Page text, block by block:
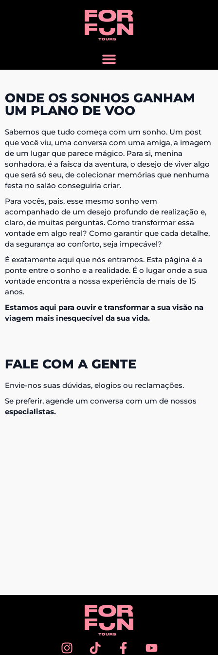
ONDE OS SONHOS GANHAM
UM PLANO DE VOO
Sabemos que tudo começa com um sonho. Um post
que você viu, uma conversa com uma amiga, a imagem
de um lugar que parece mágico. Para si, menina
sonhadora, é a faísca da aventura, o desejo de viver algo
que será só seu, de colecionar memórias que nenhuma
festa no salão conseguiria criar.
Para vocês, pais, esse mesmo sonho vem
acompanhado de um desejo profundo de realização e,
claro, de muitas perguntas. Como transformar essa
vontade em algo real? Como garantir que cada detalhe,
da segurança ao conforto, seja impecável?
É exatamente aqui que nós entramos. Esta página é a
ponte entre o sonho e a realidade. É o lugar onde a sua
vontade encontra a nossa experiência de mais de 15
anos.
Estamos aqui para ouvir e transformar a sua visão na
viagem mais inesquecível da sua vida.
FALE COM A GENTE
Envie-nos suas dúvidas, elogios ou reclamações.
Se preferir, agende um conversa com um de nossos
especialistas.